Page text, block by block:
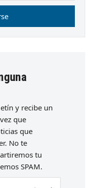
y recibe un
que
que
No te
tu
SPAM.